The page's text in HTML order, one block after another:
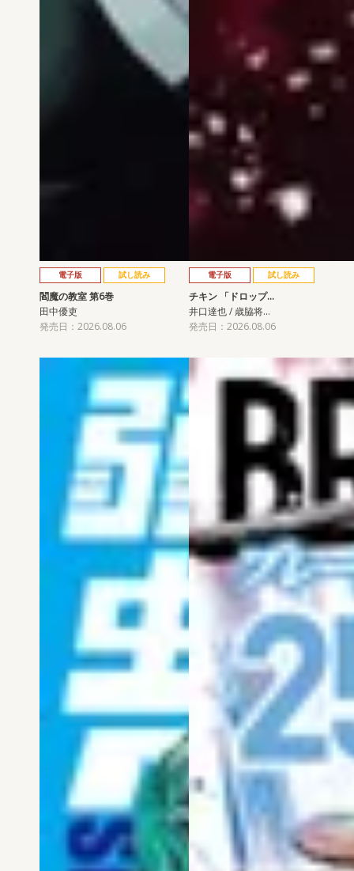
電子版 試し読み
閻魔の教室 第6巻
田中優吏
発売日：2026.08.06
電子版 試し読み
チキン 「ドロップ…
井口達也 / 歳脇将…
発売日：2026.08.06